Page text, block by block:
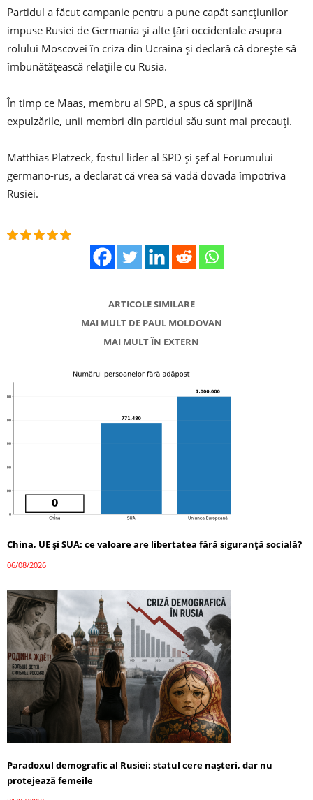
Partidul a făcut campanie pentru a pune capăt sancțiunilor
impuse Rusiei de Germania și alte țări occidentale asupra
rolului Moscovei în criza din Ucraina și declară că dorește să
îmbunătățească relațiile cu Rusia.
În timp ce Maas, membru al SPD, a spus că sprijină
expulzările, unii membri din partidul său sunt mai precauți.
Matthias Platzeck, fostul lider al SPD și șef al Forumului
germano-rus, a declarat că vrea să vadă dovada împotriva
Rusiei.
ARTICOLE SIMILARE
MAI MULT DE PAUL MOLDOVAN
MAI MULT ÎN EXTERN
China, UE și SUA: ce valoare are libertatea fără siguranță socială?
06/08/2026
Paradoxul demografic al Rusiei: statul cere nașteri, dar nu
protejează femeile